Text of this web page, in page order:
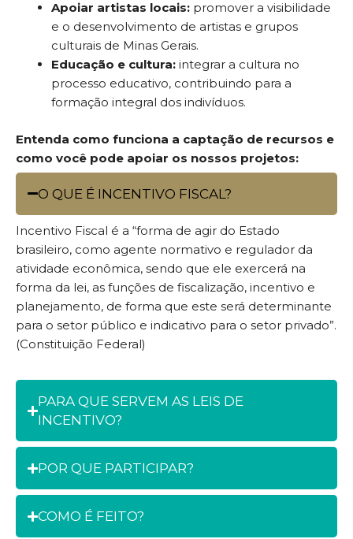
Apoiar artistas locais: promover a visibilidade
e o desenvolvimento de artistas e grupos
culturais de Minas Gerais.
Educação e cultura: integrar a cultura no
processo educativo, contribuindo para a
formação integral dos indivíduos.
Entenda como funciona a captação de recursos e
como você pode apoiar os nossos projetos:
O QUE É INCENTIVO FISCAL?
Incentivo Fiscal é a “forma de agir do Estado
brasileiro, como agente normativo e regulador da
atividade econômica, sendo que ele exercerá na
forma da lei, as funções de fiscalização, incentivo e
planejamento, de forma que este será determinante
para o setor público e indicativo para o setor privado”.
(Constituição Federal)
PARA QUE SERVEM AS LEIS DE
INCENTIVO?
POR QUE PARTICIPAR?
COMO É FEITO?